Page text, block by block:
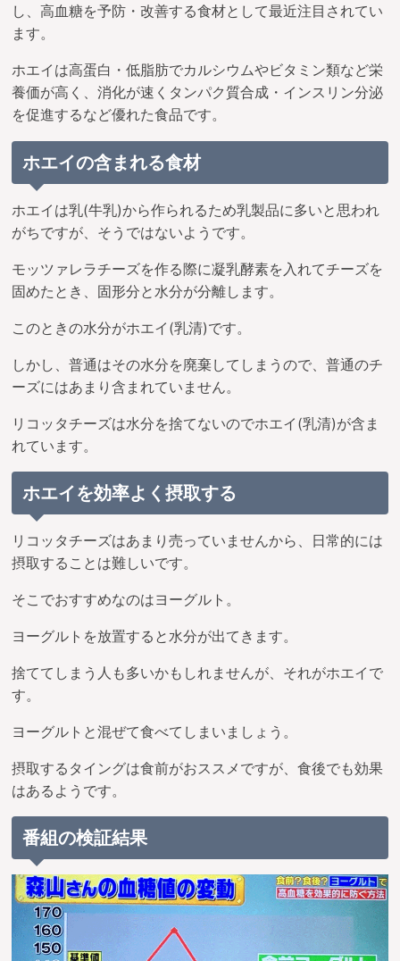
し、高血糖を予防・改善する食材として最近注目されてい
ます。
ホエイは高蛋白・低脂肪でカルシウムやビタミン類など栄
養価が高く、消化が速くタンパク質合成・インスリン分泌
を促進するなど優れた食品です。
ホエイの含まれる食材
ホエイは乳(牛乳)から作られるため乳製品に多いと思われ
がちですが、そうではないようです。
モッツァレラチーズを作る際に凝乳酵素を入れてチーズを
固めたとき、固形分と水分が分離します。
このときの水分がホエイ(乳清)です。
しかし、普通はその水分を廃棄してしまうので、普通のチ
ーズにはあまり含まれていません。
リコッタチーズは水分を捨てないのでホエイ(乳清)が含ま
れています。
ホエイを効率よく摂取する
リコッタチーズはあまり売っていませんから、日常的には
摂取することは難しいです。
そこでおすすめなのはヨーグルト。
ヨーグルトを放置すると水分が出てきます。
捨ててしまう人も多いかもしれませんが、それがホエイで
す。
ヨーグルトと混ぜて食べてしまいましょう。
摂取するタイングは食前がおススメですが、食後でも効果
はあるようです。
番組の検証結果